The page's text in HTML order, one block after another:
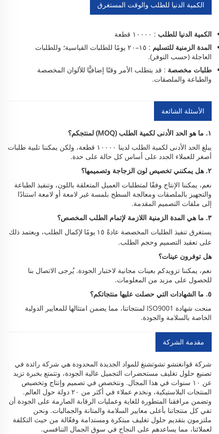
الكمية الدنيا للطلب والوقت المستغرق
الكمية الدنيا للطلب : ١٠٠٠٠ قطعة
المدة الزمنية للتسليم
: ١٥–٢٠ يومًا للطلبات القياسية؛ وللطلبات
العاجلة (حسب التوفر).
طلبات مخصصة : قد يتطلب الأمر وقتًا إضافيًّا للألوان المخصصة
والطباعة والملصقات.
الأسئلة الشائعة
١. ما هو الحد الأدنى لكمية الطلب (MOQ) لمنتجكم؟
يبلغ الحد الأدنى لكمية الطلب لدينا ١٠٠٠٠ قطعة، ولكن يمكننا تلبية طلبات
أصغر للعملاء الجدد على أساس كل حالة على حدة.
٢. هل يمكنني تخصيص لون الزجاجة وتصميمها؟
نعم، يمكننا الإنتاج وفقًا لمتطلبات العميل المتعلقة باللون، وتنفيذ الطباعة
والتجهيز بالملصقات ومعالجة السطح بلمسة غير لامعة أو لامعة استنادًا
إلى ملفات التصميم المقدمة.
٣. ما هي المدة الزمنية اللازمة لإتمام الطلب المخصص؟
يستغرق تنفيذ الطلبات المخصصة عادةً ١٥ يومًا
لإكمال الطلب، ويعتمد ذلك
على تعقيد التصميم وحجم الطلب.
هل توفرون عينات؟
نعم، يمكننا تزويدكم بعينات مجانية لاختبار الجودة. يُرجى الاتصال بنا
للحصول على مزيد من المعلومات.
٥. ما الشهادات التي حصلت عليها منتجاتكم؟
منحت شهادة ISO9001 لمنتجاتنا، مما يضمن امتثالها للمعايير الدولية
الخاصة بالسلامة والجودة.
مقدمة الشركة
شركة قوانغتشو تشوتشنغ للمواد الجديدة المحدودة هي شركة رائدة في
تصنيع حلول تغليف مستحضرات التجميل عالية الجودة، وتتمتع بخبرة تزيد
عن ١٠ سنوات في هذا المجال. ونتخصص في تصميم وإنتاج وتخصيص
المنتجات البلاستيكية، ونخدم عملاء في أكثر من ٢٠ دولة حول العالم.
وتضمن مرافقنا المتطورة للغاية وعمليات الرقابة الصارمة على الجودة أن
تفي كل منتجاتنا بأعلى معايير السلامة والمتانة والجماليات. ونحن
ملتزمون بتقديم حلول تغليف مبتكرة ومستدامة وفعّالة من حيث التكلفة
لعملائنا، مما يساعدهم على النجاح في سوق الجمال التنافسي.